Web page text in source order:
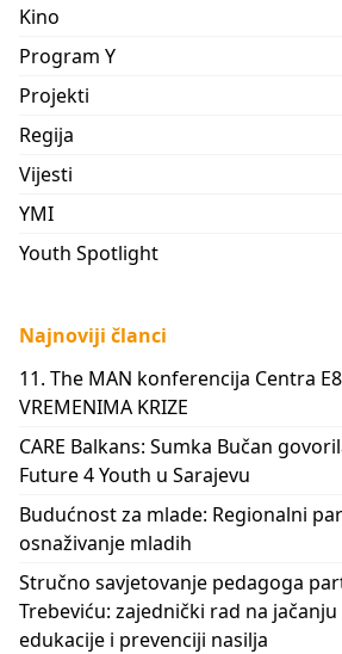
Kino
Program Y
Projekti
Regija
Vijesti
YMI
Youth Spotlight
Najnoviji članci
11. The MAN konferencija Centra
VREMENIMA KRIZE
CARE Balkans: Sumka Bučan
Future 4 Youth u Sarajevu
Budućnost za mlade: Regionalni
osnaživanje mladih
Stručno savjetovanje pedagoga
Trebeviću: zajednički rad na
edukacije i prevenciji nasilja